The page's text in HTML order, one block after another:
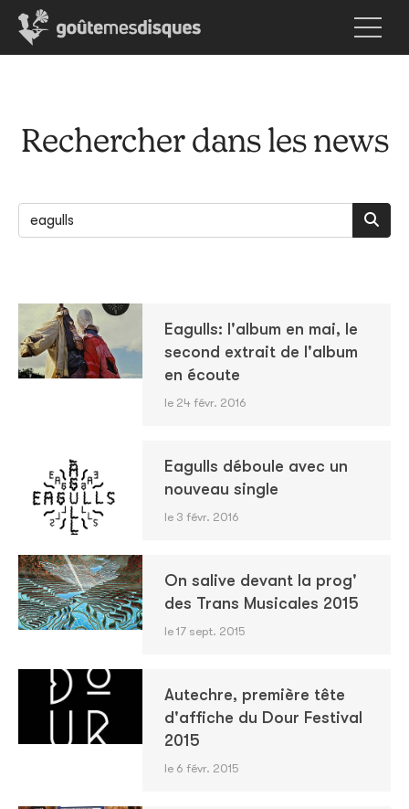
Rechercher dans les news
Eagulls: l'album en mai, le
second extrait de l'album
en écoute
le 24 févr. 2016
Eagulls déboule avec un
nouveau single
le 3 févr. 2016
On salive devant la prog'
des Trans Musicales 2015
le 17 sept. 2015
Autechre, première tête
d'affiche du Dour Festival
2015
le 6 févr. 2015